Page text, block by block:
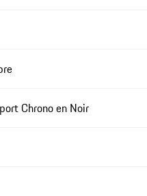
Chrono en Noir